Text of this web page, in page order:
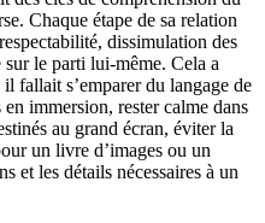
Chaque étape de sa relation
dissimulation des
le parti lui-même. Cela a
fallait s’emparer du langage de
immersion, rester calme dans
au grand écran, éviter la
un livre d’images ou un
et les détails nécessaires à un